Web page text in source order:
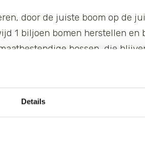
Details
door de juiste boom op de
1 biljoen bomen herstellen en
bossen, die
voor het vergroten van
het verbinden van
van intact leefgebied voor